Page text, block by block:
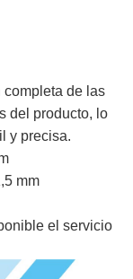
completa de las
del producto, lo
y precisa.
mm
el servicio